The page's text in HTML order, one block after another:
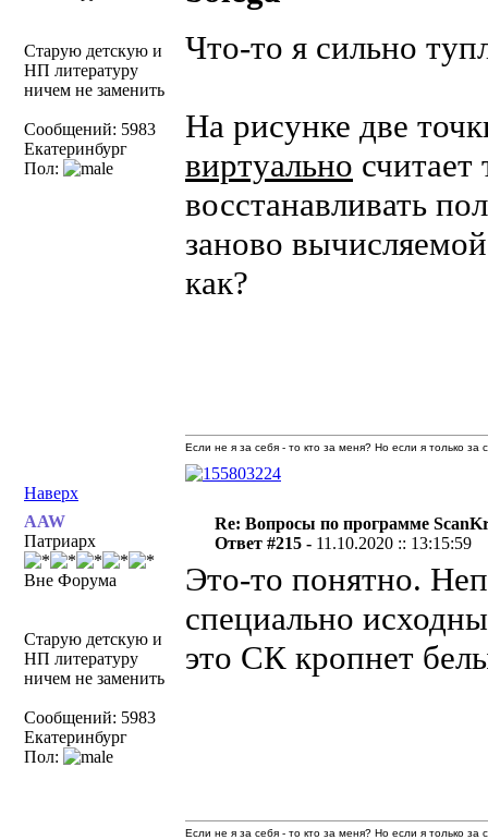
Старую детскую и
НП литературу
ничем не заменить
Сообщений: 5983
Екатеринбург
Пол:
Что-то я сильно
На рисунке две
виртуально
восстанавливать
заново
как?
Наверх
Если не я за себя - то кто за меня? Но если я только
AAW
Патриарх
Вне Форума
Старую детскую и
НП литературу
ничем не заменить
Сообщений: 5983
Екатеринбург
Пол:
Re: Вопросы по программе
Ответ #215 - 11.10.2020 :: 13:15:59
Это-то понятно.
специально
это СК кропнет
Если не я за себя - то кто за меня? Но если я только